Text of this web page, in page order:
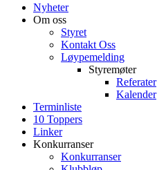
Nyheter
Om oss
Styret
Kontakt Oss
Løypemelding
Styremøter
Referater
Kalender
Terminliste
10 Toppers
Linker
Konkurranser
Konkurranser